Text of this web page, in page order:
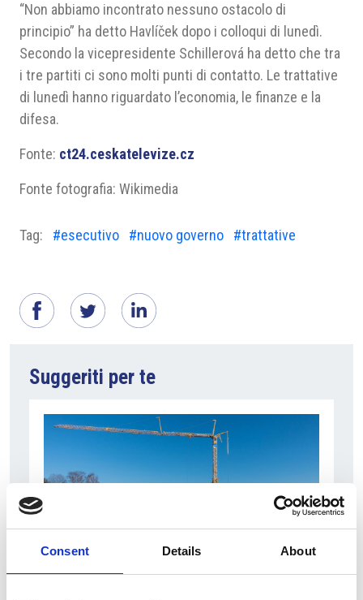
Consent Details About
“Non abbiamo incontrato nessuno ostacolo di
principio” ha detto Havlíček dopo i colloqui di lunedì.
Secondo la vicepresidente Schillerová ha detto che tra
i tre partiti ci sono molti punti di contatto. Le trattative
di lunedì hanno riguardato l’economia, le finanze e la
difesa.
Fonte: ct24.ceskatelevize.cz
Fonte fotografia: Wikimedia
Tag: #esecutivo #nuovo governo #trattative
Suggeriti per te